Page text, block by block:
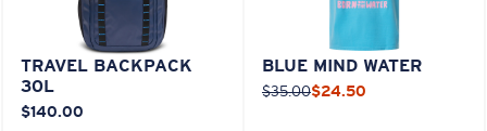
TRAVEL BACKPACK
30L
$140.00
BLUE MIND WATER
$35.00$24.50